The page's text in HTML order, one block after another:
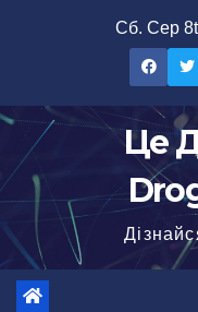
Сб. Сер
Це